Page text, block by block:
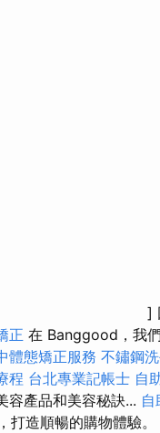
]
正 在 Banggood，我
體態矯正服務 不鏽鋼
程 台北專業記帳士 自
容產品和美容秘訣...
打造順暢的購物體驗